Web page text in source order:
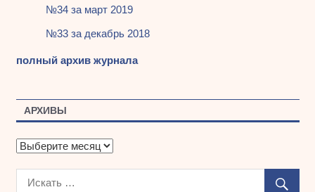
№34 за март 2019
№33 за декабрь 2018
полный архив журнала
АРХИВЫ
А
х